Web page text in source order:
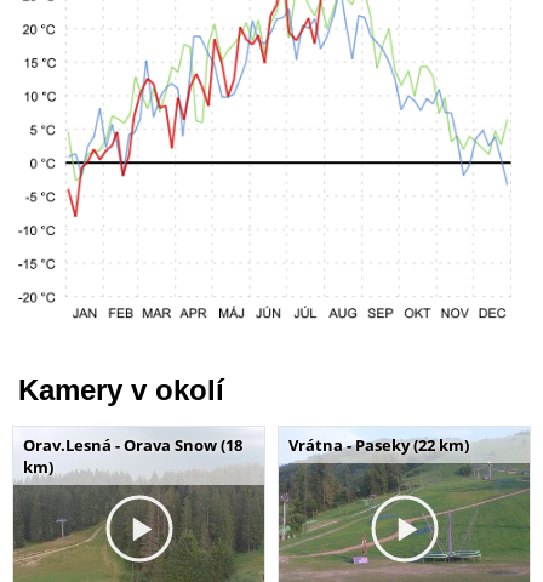
Kamery v okolí
Orav.Lesná - Orava Snow (18
km)
Vrátna - Paseky (22 km)